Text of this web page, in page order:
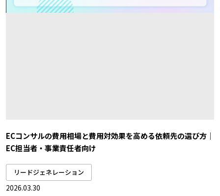
ECコンサルの費用相場と費用対効果を高める依頼先の選び方｜
EC担当者・事業責任者向け
リードジェネレーション
2026.03.30